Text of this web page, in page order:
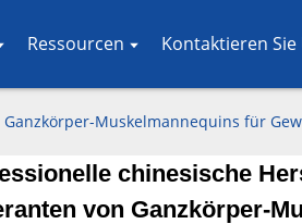
Ressourcen Kontaktieren Sie
Muskelmannequins für
Loading...
Loading...
chinesische
von Ganzkörper-